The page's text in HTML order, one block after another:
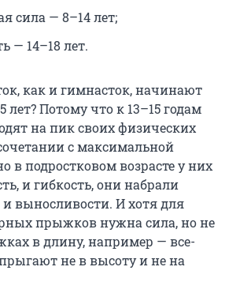
сила — 8–14 лет;
— 14–18 лет.
как и гимнасток, начинают
лет? Потому что к 13–15 годам
на пик своих физических
с максимальной
в подростковом возрасте у них
и гибкость, они набрали
выносливости. И хотя для
прыжков нужна сила, но не
в длину, например — все-
не в высоту и не на